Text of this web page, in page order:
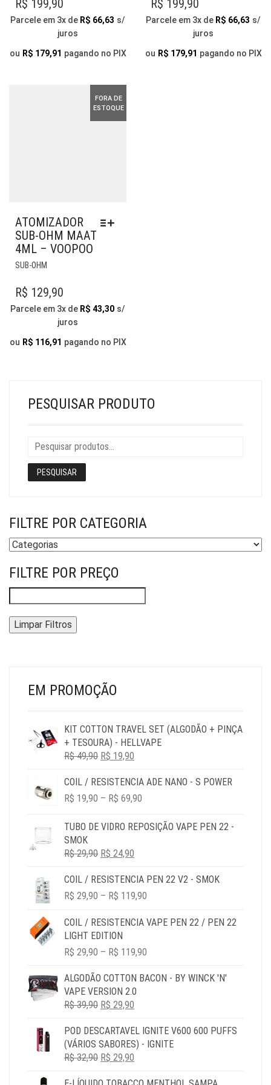
VÁRIAS
VARIANTES.
AS
OPÇÕES
R$ 199,90
Parcele em 3x de R$ 66,63 s/
juros
ou R$ 179,91 pagando no PIX
VÁRIAS
VARIANTES.
AS
OPÇÕES
R$ 199,90
Parcele em 3x de R$ 66,63 s/
juros
ou R$ 179,91 pagando no PIX
FORA DE
ESTOQUE
ATOMIZADOR
SUB-OHM MAAT
4ML – VOOPOO
SUB-OHM
TEM
VÁRIAS
VARIANTES.
AS
OPÇÕES
PÁGINA
R$ 129,90
Parcele em 3x de R$ 43,30 s/
juros
ou R$ 116,91 pagando no PIX
PESQUISAR PRODUTO
PESQUISAR
FILTRE POR CATEGORIA
FILTRE POR PREÇO
Limpar Filtros
EM PROMOÇÃO
KIT COTTON TRAVEL SET (ALGODÃO + PINÇA
+ TESOURA) - HELLVAPE
R$49,90 O
ORIGINAL
ERA:
R$ 19,90
ATUAL
É:
COIL / RESISTENCIA ADE NANO - S POWER
R$ 19,90 – R$ 69,90
R$ 19,90
THROUGH
TUBO DE VIDRO REPOSIÇÃO VAPE PEN 22 -
SMOK
R$29,90 O
ORIGINAL
ERA:
R$ 24,90
ATUAL
É:
COIL / RESISTENCIA PEN 22 V2 - SMOK
R$ 29,90 – R$ 119,90
R$ 29,90
COIL / RESISTENCIA VAPE PEN 22 / PEN 22
LIGHT EDITION
R$ 29,90 – R$ 119,90
R$ 29,90
ALGODÃO COTTON BACON - BY WINCK 'N'
VAPE VERSION 2.0
R$39,90 O
ORIGINAL
ERA:
R$ 39,90.
R$ 29,90
ATUAL
É:
POD DESCARTAVEL IGNITE V600 600 PUFFS
(VÁRIOS SABORES) - IGNITE
R$32,90 OR$ 29,90